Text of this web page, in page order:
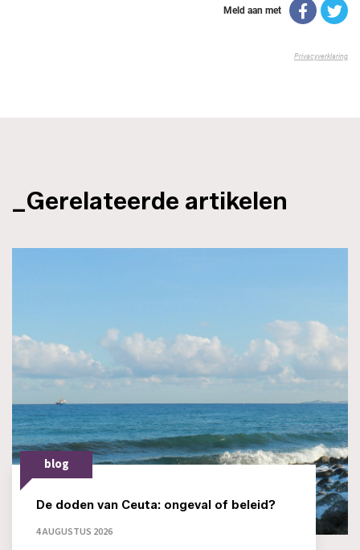
_Gerelateerde artikelen
blog
De doden van Ceuta: ongeval of beleid?
4 AUGUSTUS 2026